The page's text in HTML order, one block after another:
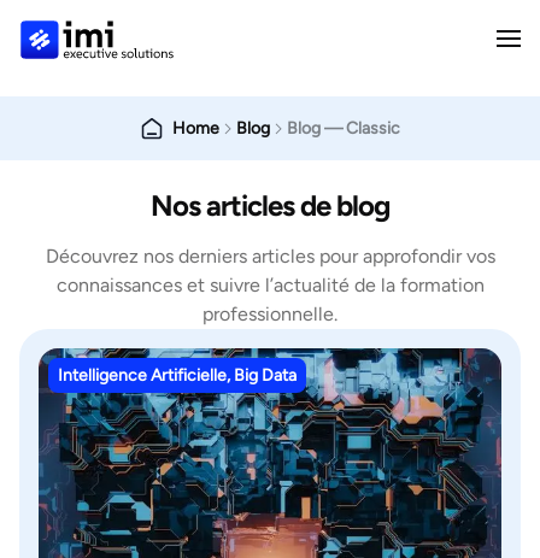
Home Blog Blog — Classic
Nos articles de blog
Découvrez nos derniers articles pour approfondir vos
connaissances et suivre l’actualité de la formation
professionnelle.
Intelligence Artificielle, Big Data